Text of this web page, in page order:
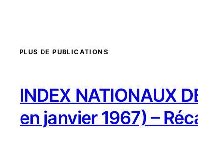
PLUS DE PUBLICATIONS
INDEX NATIONAUX
en janvier 1967) –